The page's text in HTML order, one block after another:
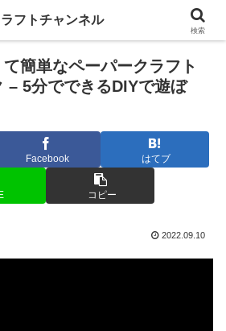
簡単なペーパークラフト
– 5分でできるDIYで遊ぼ
Facebook はてブ
コピー
2022.09.10
フトチャンネル
検索